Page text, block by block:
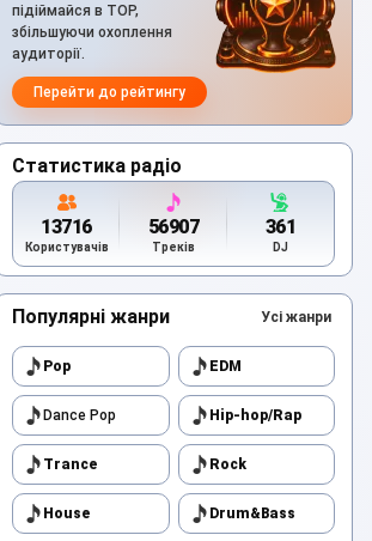
підіймайся в TOP,
збільшуючи охоплення
аудиторії.
Перейти до рейтингу
Статистика радіо
13716
Користувачів
56907
Треків
361
DJ
Популярні жанри Усі жанри
Pop EDM
Dance Pop Hip-hop/Rap
Trance Rock
House Drum&Bass